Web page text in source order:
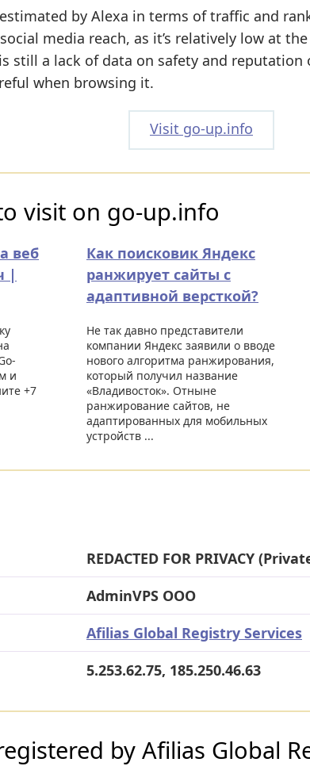
by Alexa in terms of traffic and
media reach, as it’s relatively low at
still a lack of data on safety and reputation
when browsing it.
Visit go-up.info
visit on go-up.info
веб
|
и
+7
Как поисковик Яндекс
ранжирует сайты с
адаптивной версткой?
Не так давно представители
компании Яндекс заявили о вводе
нового алгоритма ранжирования,
который получил название
«Владивосток». Отныне
ранжирование сайтов, не
адаптированных для мобильных
устройств ...
REDACTED FOR PRIVACY
AdminVPS OOO
Afilias Global Registry Services
5.253.62.75, 185.250.46.63
by Afilias Global